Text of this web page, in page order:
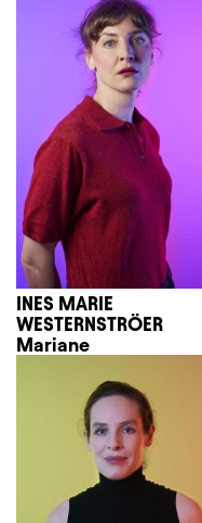
INES MARIE
WESTERNSTRÖER
Mariane